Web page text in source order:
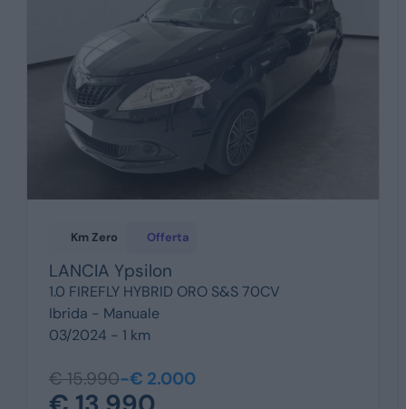
Km Zero Offerta
LANCIA Ypsilon
1.0 FIREFLY HYBRID ORO S&S 70CV
Ibrida - Manuale
03/2024 - 1 km
€ 15.990-€ 2.000